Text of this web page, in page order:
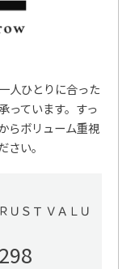
人ひとりに合った
っています。すっ
らボリューム重視
い。
ＵＳＴ ＶＡＬＵ